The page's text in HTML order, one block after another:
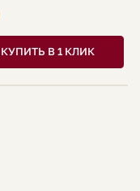
КУПИТЬ В 1 КЛИК